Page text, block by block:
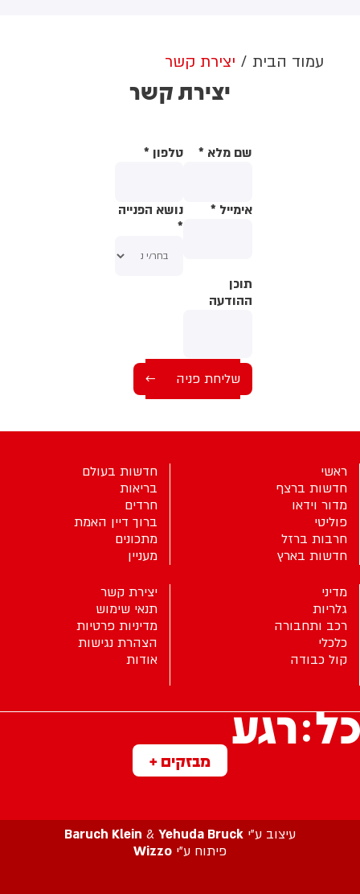
עמוד הבית יצירת קשר
יצירת קשר
שם מלא * טלפון *
אימייל *
נושא הפנייה
*
תוכן
ההודעה
מבזקים +
ראשי
חדשות ברצף
מדור וידאו
פוליטי
חרבות ברזל
חדשות בארץ
חדשות בעולם
בריאות
חרדים
ברוך דיין האמת
מתכונים
מעניין
מדיני
גלריות
רכב ותחבורה
כלכלי
קול כבודה
יצירת קשר
תנאי שימוש
מדיניות פרטיות
הצהרת נגישות
אודות
עיצוב ע”י Baruch Klein & Yehuda Bruck
פיתוח ע”י Wizzo